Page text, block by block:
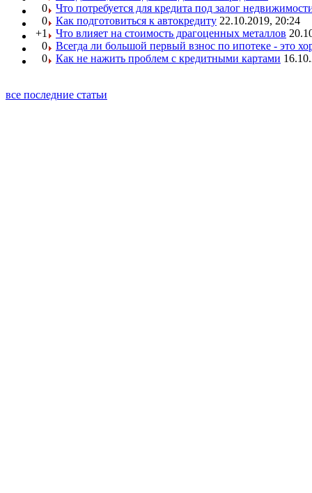
0
Что потребуется для кредита под залог
0
Как подготовиться к автокредиту 22.10.2019, 20:24
+1
Что влияет на стоимость драгоценных металлов
0
Всегда ли большой первый взнос по ипотеке - это
0
Как не нажить проблем с кредитными картами
все последние статьи